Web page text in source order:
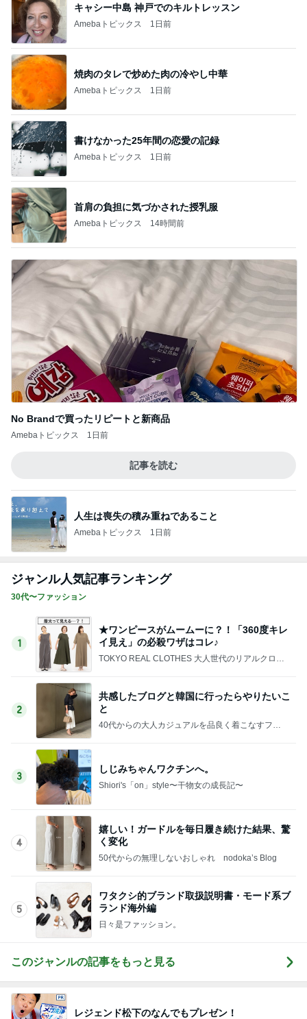
キャシー中島 神戸でのキルトレッスン
Amebaトピックス 1日前
焼肉のタレで炒めた肉の冷やし中華
Amebaトピックス 1日前
書けなかった25年間の恋愛の記録
Amebaトピックス 1日前
首肩の負担に気づかされた授乳服
Amebaトピックス 14時間前
No Brandで買ったリピートと新商品
Amebaトピックス 1日前
記事を読む
人生は喪失の積み重ねであること
Amebaトピックス 1日前
ジャンル人気記事ランキング
30代〜ファッション
1
★ワンピースがムームーに？！「360度キレ
イ見え」の必殺ワザはコレ♪
TOKYO REAL CLOTHES 大人世代のリアルクロー
2
共感したブログと韓国に行ったらやりたいこ
と
40代からの大人カジュアルを品良く着こなすファ
3
しじみちゃんワクチンへ。
Shiori's「on」style〜干物女の成長記〜
4
嬉しい！ガードルを毎日履き続けた結果、驚
く変化
50代からの無理しないおしゃれ nodoka’s Blog
5
ワタクシ的ブランド取扱説明書・モード系ブ
ランド海外編
日々是ファッション。
このジャンルの記事をもっと見る
レジェンド松下のなんでもプレゼン！